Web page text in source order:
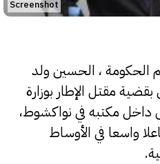
Screenshot
، الحسين ولد
مقتل الإطار بوزارة
داخل مكتبه في نواكشوط،
واسعا في الأوساط